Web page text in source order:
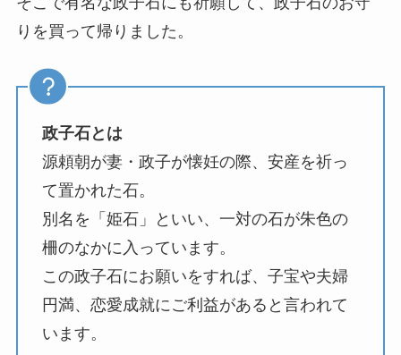
りを買って帰りました。
政子石とは
源頼朝が妻・政子が懐妊の際、安産を祈っ
て置かれた石。
別名を「姫石」といい、一対の石が朱色の
柵のなかに入っています。
この政子石にお願いをすれば、子宝や夫婦
円満、恋愛成就にご利益があると言われて
います。